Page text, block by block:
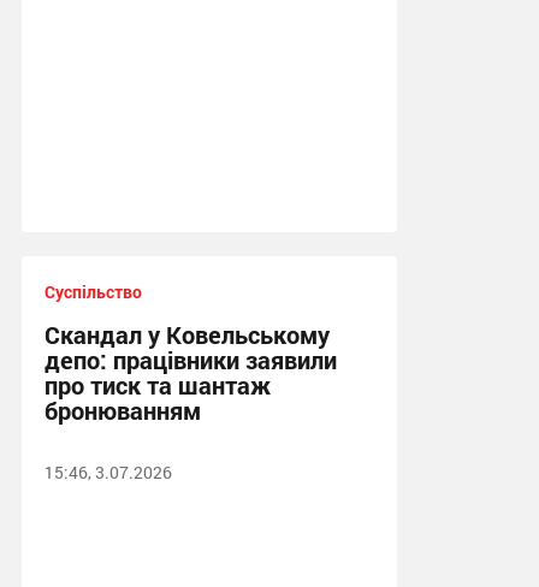
Суспільство
Скандал у Ковельському
депо: працівники заявили
про тиск та шантаж
бронюванням
15:46, 3.07.2026